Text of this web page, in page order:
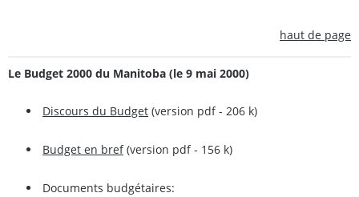
haut de page
Le Budget 2000 du Manitoba (le 9 mai 2000)
Discours du Budget (version pdf - 206 k)
Budget en bref(version pdf - 156 k)
Documents budgétaires: